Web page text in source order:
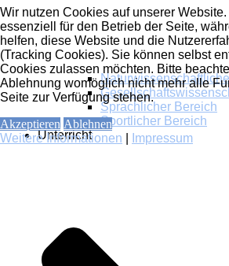
Sprachlicher Bereich
Sportlicher Bereich
Unterricht
Wir nutzen Cookies auf unserer
essenziell für den Betrieb der Seite,
helfen, diese Website und die
(Tracking Cookies). Sie können selbst
Cookies zulassen möchten. Bitte
Ablehnung womöglich nicht mehr alle
Seite zur Verfügung stehen.
Akzeptieren Ablehnen
Weitere Informationen
Impressum